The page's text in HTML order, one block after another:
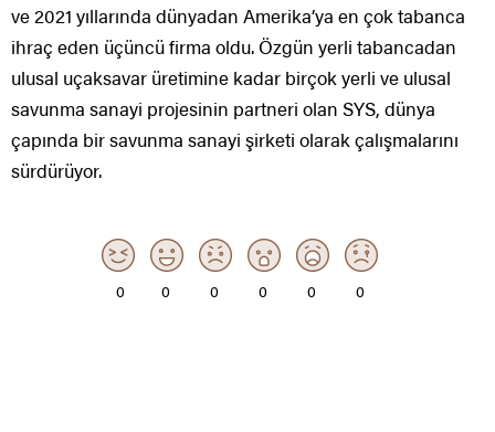
ve 2021 yıllarında dünyadan Amerika’ya en çok tabanca
ihraç eden üçüncü firma oldu. Özgün yerli tabancadan
ulusal uçaksavar üretimine kadar birçok yerli ve ulusal
savunma sanayi projesinin partneri olan SYS, dünya
çapında bir savunma sanayi şirketi olarak çalışmalarını
sürdürüyor.
0 0 0 0 0 0